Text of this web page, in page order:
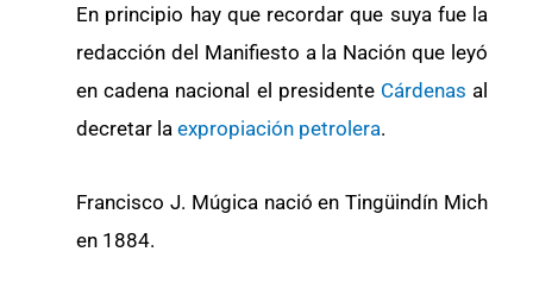
En principio hay que recordar que suya fue la
redacción del Manifiesto a la Nación que leyó
en cadena nacional el presidente Cárdenas al
decretar la expropiación petrolera.
Francisco J. Múgica nació en Tingüindín Mich
en 1884.